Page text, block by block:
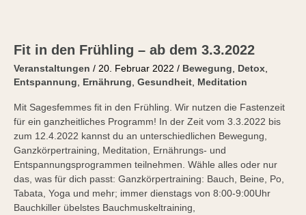
Fit in den Frühling – ab dem 3.3.2022
Veranstaltungen / 20. Februar 2022 / Bewegung, Detox,
Entspannung, Ernährung, Gesundheit, Meditation
Mit Sagesfemmes fit in den Frühling. Wir nutzen die Fastenzeit
für ein ganzheitliches Programm! In der Zeit vom 3.3.2022 bis
zum 12.4.2022 kannst du an unterschiedlichen Bewegung,
Ganzkörpertraining, Meditation, Ernährungs- und
Entspannungsprogrammen teilnehmen. Wähle alles oder nur
das, was für dich passt: Ganzkörpertraining: Bauch, Beine, Po,
Tabata, Yoga und mehr; immer dienstags von 8:00-9:00Uhr
Bauchkiller übelstes Bauchmuskeltraining,